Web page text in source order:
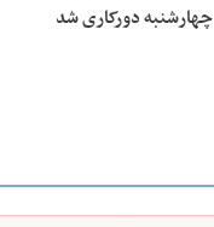
چهارشنبه دورکاری شد